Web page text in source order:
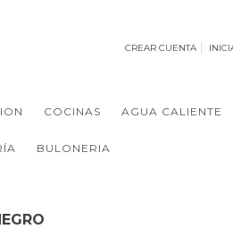
CREAR CUENTA
COCINAS AGUA CALIENTE
BULONERIA